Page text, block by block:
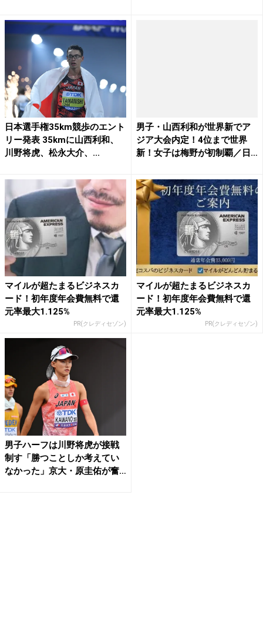
日本選手権35km競歩のエント
リー発表 35kmに山西利和、
川野将虎、松永大介、...
男子・山西利和が世界新でア
ジア大会内定！4位まで世界
新！女子は梅野が初制覇／日
マイルが超たまるビジネスカ
ード！初年度年会費無料で還
元率最大1.125%
PR(クレディセゾン)
マイルが超たまるビジネスカ
ード！初年度年会費無料で還
元率最大1.125%
PR(クレディセゾン)
男子ハーフは川野将虎が接戦
制す「勝つことしか考えてい
なかった」京大・原圭佑が奮